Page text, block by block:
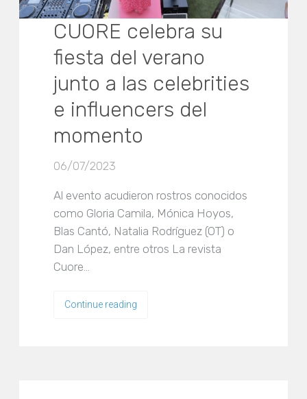
CUORE celebra su
fiesta del verano
junto a las celebrities
e influencers del
momento
06/07/2023
Al evento acudieron rostros conocidos
como Gloria Camila, Mónica Hoyos,
Blas Cantó, Natalia Rodríguez (OT) o
Dan López, entre otros La revista
Cuore…
Continue reading